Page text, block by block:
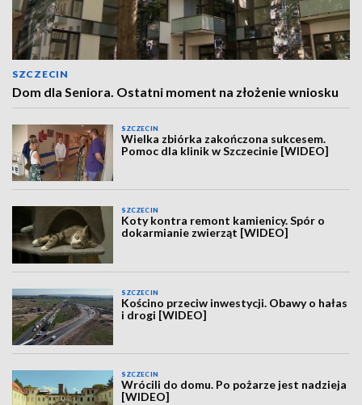
SZCZECIN
Dom dla Seniora. Ostatni moment na złożenie wniosku
SZCZECIN
Wielka zbiórka zakończona sukcesem.
Pomoc dla klinik w Szczecinie [WIDEO]
SZCZECIN
Koty kontra remont kamienicy. Spór o
dokarmianie zwierząt [WIDEO]
SZCZECIN
Kościno przeciw inwestycji. Obawy o hałas
i drogi [WIDEO]
SZCZECIN
Wrócili do domu. Po pożarze jest nadzieja
[WIDEO]